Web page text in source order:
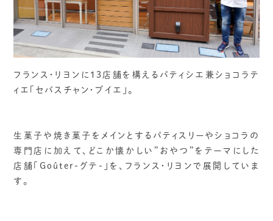
フランス・リヨンに13店舗を構えるパティシエ兼ショコラテ
ィエ「セバスチャン・ブイエ」。
生菓子や焼き菓子をメインとするパティスリーやショコラの
専門店に加えて、どこか懐かしい”おやつ”をテーマにした
店舗「Goûter-グテ-」を、フランス・リヨンで展開していま
す。